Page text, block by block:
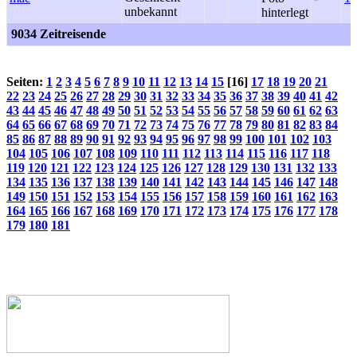
9034 Zeitreisende
Seiten: 1 2 3 4 5 6 7 8 9 10 11 12 13 14 15 [16] 17 18 19 20 21
22 23 24 25 26 27 28 29 30 31 32 33 34 35 36 37 38 39 40 41 42
43 44 45 46 47 48 49 50 51 52 53 54 55 56 57 58 59 60 61 62 63
64 65 66 67 68 69 70 71 72 73 74 75 76 77 78 79 80 81 82 83 84
85 86 87 88 89 90 91 92 93 94 95 96 97 98 99 100 101 102 103
104 105 106 107 108 109 110 111 112 113 114 115 116 117 118
119 120 121 122 123 124 125 126 127 128 129 130 131 132 133
134 135 136 137 138 139 140 141 142 143 144 145 146 147 148
149 150 151 152 153 154 155 156 157 158 159 160 161 162 163
164 165 166 167 168 169 170 171 172 173 174 175 176 177 178
179 180 181